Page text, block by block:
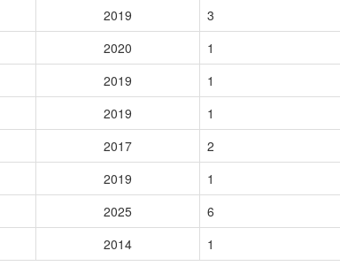
2019
3
2020
1
2019
1
2019
1
2017
2
2019
1
2025
6
2014 1